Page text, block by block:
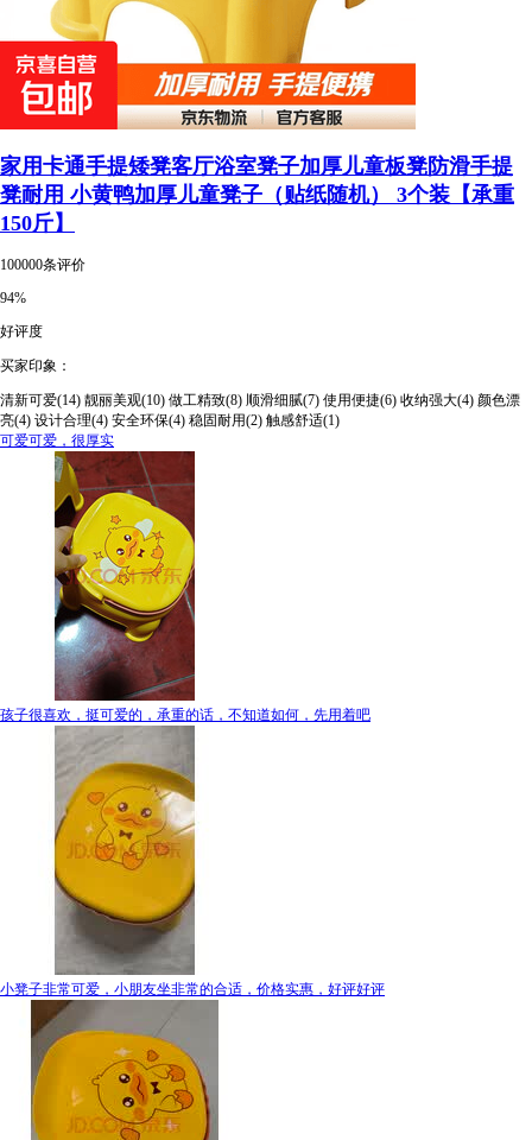
家用卡通手提矮凳客厅浴室凳子加厚儿童板凳防滑手提
凳耐用 小黄鸭加厚儿童凳子（贴纸随机） 3个装【承重
150斤】
100000条评价
94%
好评度
买家印象：
清新可爱(14) 靓丽美观(10) 做工精致(8) 顺滑细腻(7) 使用便捷(6) 收纳强大(4) 颜色漂
亮(4) 设计合理(4) 安全环保(4) 稳固耐用(2) 触感舒适(1)
可爱可爱，很厚实
孩子很喜欢，挺可爱的，承重的话，不知道如何，先用着吧
小凳子非常可爱，小朋友坐非常的合适，价格实惠，好评好评